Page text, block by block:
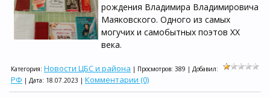
рождения Владимира Владимировича
Маяковского. Одного из самых
могучих и самобытных поэтов XX
века.
Категория: Новости ЦБС и района | Просмотров: 389 | Добавил:
РФ | Дата: 18.07.2023 | Комментарии (0)